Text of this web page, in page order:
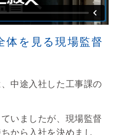
体を見る現場監督
中途入社した工事課の
いましたが、現場監督
から入社を決めまし